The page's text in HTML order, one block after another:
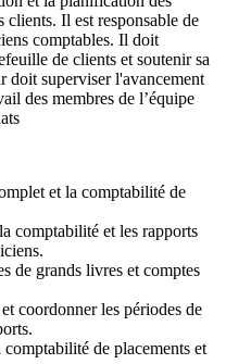
clients. Il est responsable de
comptables. Il doit
de clients et soutenir sa
doit superviser l'avancement
des membres de l’équipe
et la comptabilité de
comptabilité et les rapports
de grands livres et comptes
coordonner les périodes de
de placements et